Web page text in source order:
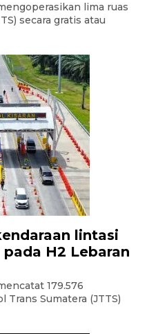
lima ruas
secara gratis atau
lintasi
H2 Lebaran
179.576
Trans Sumatera (JTTS)